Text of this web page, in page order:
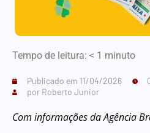
Tempo de leitura: < 1 minuto
Publicado em 11/04/2026
por Roberto Junior
Com informações da Agência